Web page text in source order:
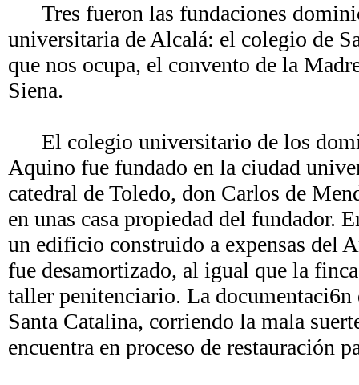
Tres fueron las fundaciones
universitaria de Alcalá: el colegio de
que nos ocupa, el convento de la
Siena.
El colegio universitario de los
Aquino fue fundado en la ciudad
catedral de Toledo, don Carlos de
en unas casa propiedad del fundador.
un edificio construido a expensas del
fue desamortizado, al igual que la
taller penitenciario. La documentaci6n
Santa Catalina, corriendo la mala
encuentra en proceso de restauración